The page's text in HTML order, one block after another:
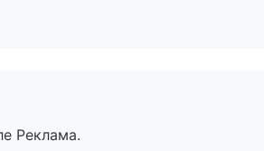
Реклама.